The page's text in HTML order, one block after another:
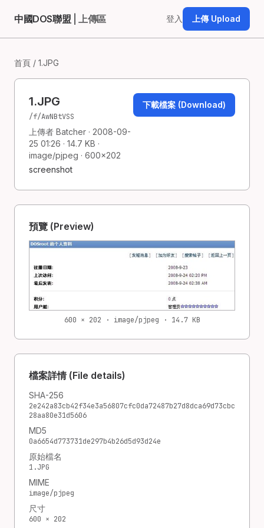
中國DOS聯盟 | 上傳區 登入 上傳 Upload
首頁 / 1.JPG
1.JPG
/f/AwNBtVSS
上傳者 Batcher · 2008-09-
25 01:26 · 14.7 KB ·
image/pjpeg · 600×202
screenshot
下載檔案 (Download)
預覽 (Preview)
600 × 202 · image/pjpeg · 14.7 KB
檔案詳情 (File details)
SHA-256
2e242a83cb42f34e3a56807cfc0da72487b27d8dca69d73cbc
28aa80e31d5606
MD5
0a6654d773731de297b4b26d5d93d24e
原始檔名
1.JPG
MIME
image/pjpeg
尺寸
600 × 202